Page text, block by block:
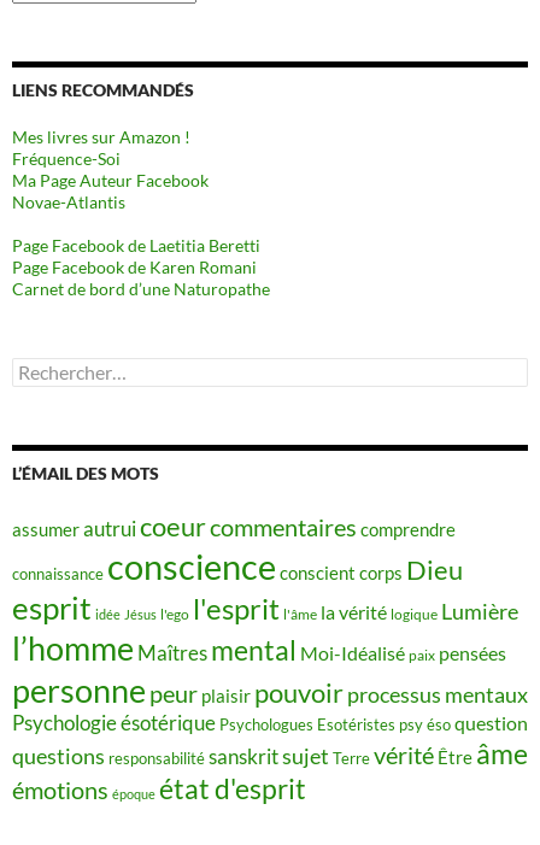
LIENS RECOMMANDÉS
Mes livres sur Amazon !
Fréquence-Soi
Ma Page Auteur Facebook
Novae-Atlantis
Page Facebook de Laetitia Beretti
Page Facebook de Karen Romani
Carnet de bord d’une Naturopathe
Rechercher :
L’ÉMAIL DES MOTS
assumerautruicoeurcommentaires comprendre
connaissance conscience conscient corps Dieu
esprit idée Jésus l'ego l'esprit l'âme la vérité logique Lumière
l’homme Maîtres mental Moi-Idéalisé paix pensées
personne peur plaisir pouvoirprocessus mentaux
Psychologie ésotérique Psychologues Esotéristes psy ésoquestion
questions responsabilitésanskritsujet Terrevérité Être âme
émotions époque état d'esprit